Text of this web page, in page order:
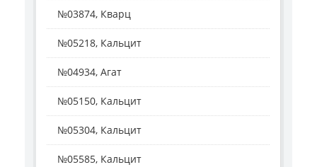
№03874, Кварц
№05218, Кальцит
№04934, Агат
№05150, Кальцит
№05304, Кальцит
№05585, Кальцит